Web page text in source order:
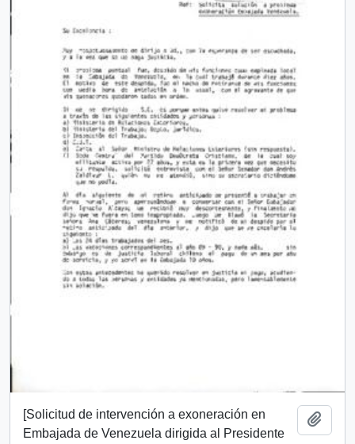
[Solicitud de intervención a exoneración en
Embajada de Venezuela dirigida al Presidente